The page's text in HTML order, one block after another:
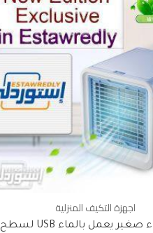
اجهزة التكيف المنزلية
مبرد هواء صغير يعمل بالماء USB لسطح